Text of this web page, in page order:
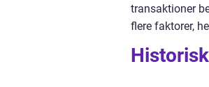
transaktioner
flere faktorer,